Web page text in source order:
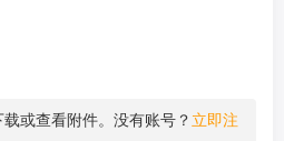
或查看附件。没有账号？ 立即注